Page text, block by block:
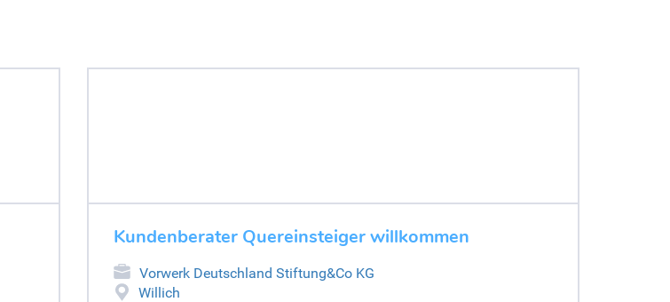
Kundenberater Quereinsteiger willkommen
Vorwerk Deutschland Stiftung&Co KG
Willich